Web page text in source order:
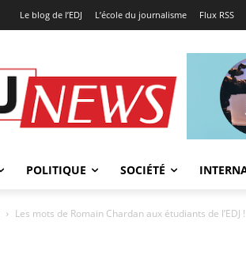
Le blog de l’EDJ L’école du journalisme Flux RSS
POLITIQUE SOCIÉTÉ
Les mots de Romain Chardan aux étudiants de l’EDJ !